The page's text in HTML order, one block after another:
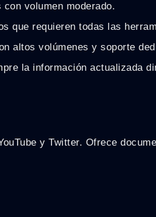
volumen moderado.
que requieren todas las
altos volúmenes y soporte
la información actualizada
y Twitter. Ofrece